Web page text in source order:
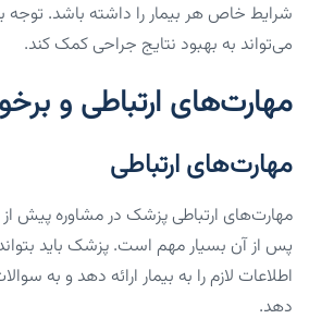
شرایط خاص هر بیمار را داشته باشد. توجه
می‌تواند به بهبود نتایج جراحی کمک کند.
مهارت‌های ارتباطی و
مهارت‌های ارتباطی
مهارت‌های ارتباطی پزشک در مشاوره پیش
پس از آن بسیار مهم است. پزشک باید
اطلاعات لازم را به بیمار ارائه دهد و به
دهد.